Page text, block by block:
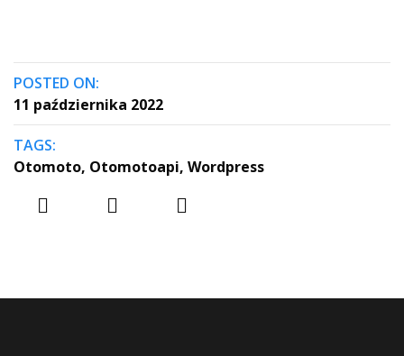
POSTED ON:
11 października 2022
TAGS:
Otomoto, Otomotoapi, Wordpress